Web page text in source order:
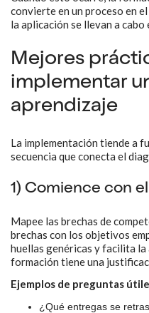
convierte en un proceso en
la aplicación se llevan a cabo
Mejores
implementar
aprendizaje
La implementación tiende a
secuencia que conecta el
1) Comience con
Mapee las brechas de
brechas con los objetivos
huellas genéricas y facilita la
formación tiene una
Ejemplos de preguntas
¿Qué entregas se